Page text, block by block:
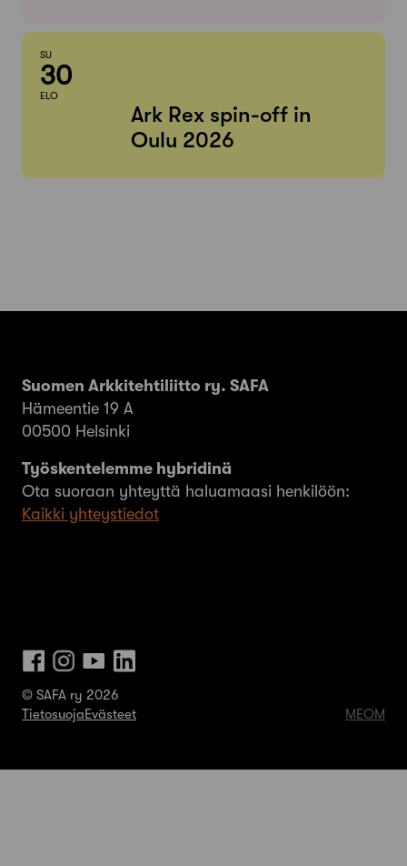
SU
30
ELO
Ark Rex spin-off in
Oulu 2026
Suomen Arkkitehtiliitto ry. SAFA
Hämeentie 19 A
00500 Helsinki
Työskentelemme hybridinä
Ota suoraan yhteyttä haluamaasi henkilöön:
Kaikki yhteystiedot
© SAFA ry 2026
TietosuojaEvästeet MEOM